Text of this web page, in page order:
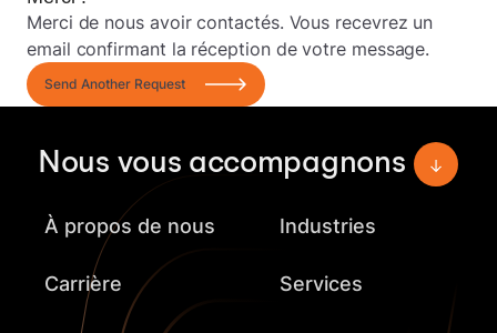
Merci de nous avoir contactés. Vous recevrez un
email confirmant la réception de votre message.
Send Another Request
Nous vous accompagnons
À propos de nous Industries
Carrière Services